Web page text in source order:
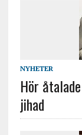
NYHETER
Hör
jihad